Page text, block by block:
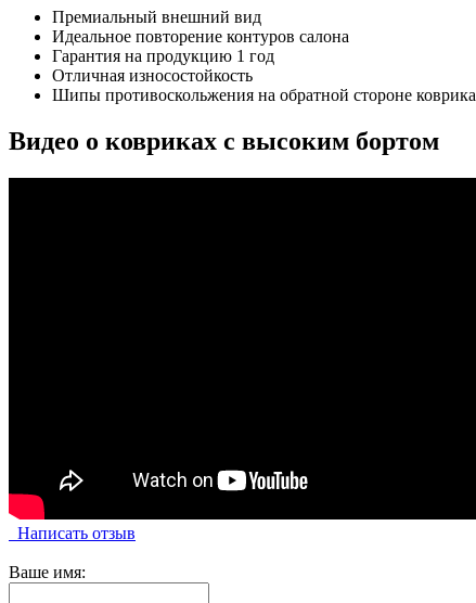
Премиальный внешний вид
Идеальное повторение контуров салона
Гарантия на продукцию 1 год
Отличная износостойкость
Шипы противоскольжения на обратной стороне коврика
Видео о ковриках с высоким бортом
Написать отзыв
Ваше имя: